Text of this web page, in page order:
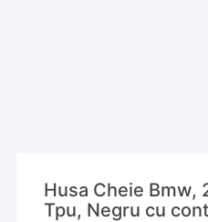
Husa Cheie Bmw,
Tpu, Negru cu